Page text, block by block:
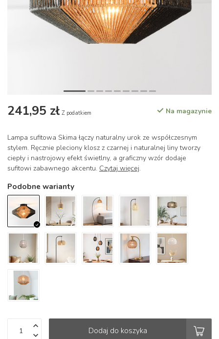
241,95 zł Z podatkiem Na magazynie
Lampa sufitowa Skima łączy naturalny urok ze współczesnym
stylem. Ręcznie pleciony klosz z czarnej i naturalnej liny tworzy
ciepły i nastrojowy efekt świetlny, a graficzny wzór dodaje
sufitowi zabawnego akcentu. Czytaj więcej.
Podobne warianty
Dodaj do koszyka